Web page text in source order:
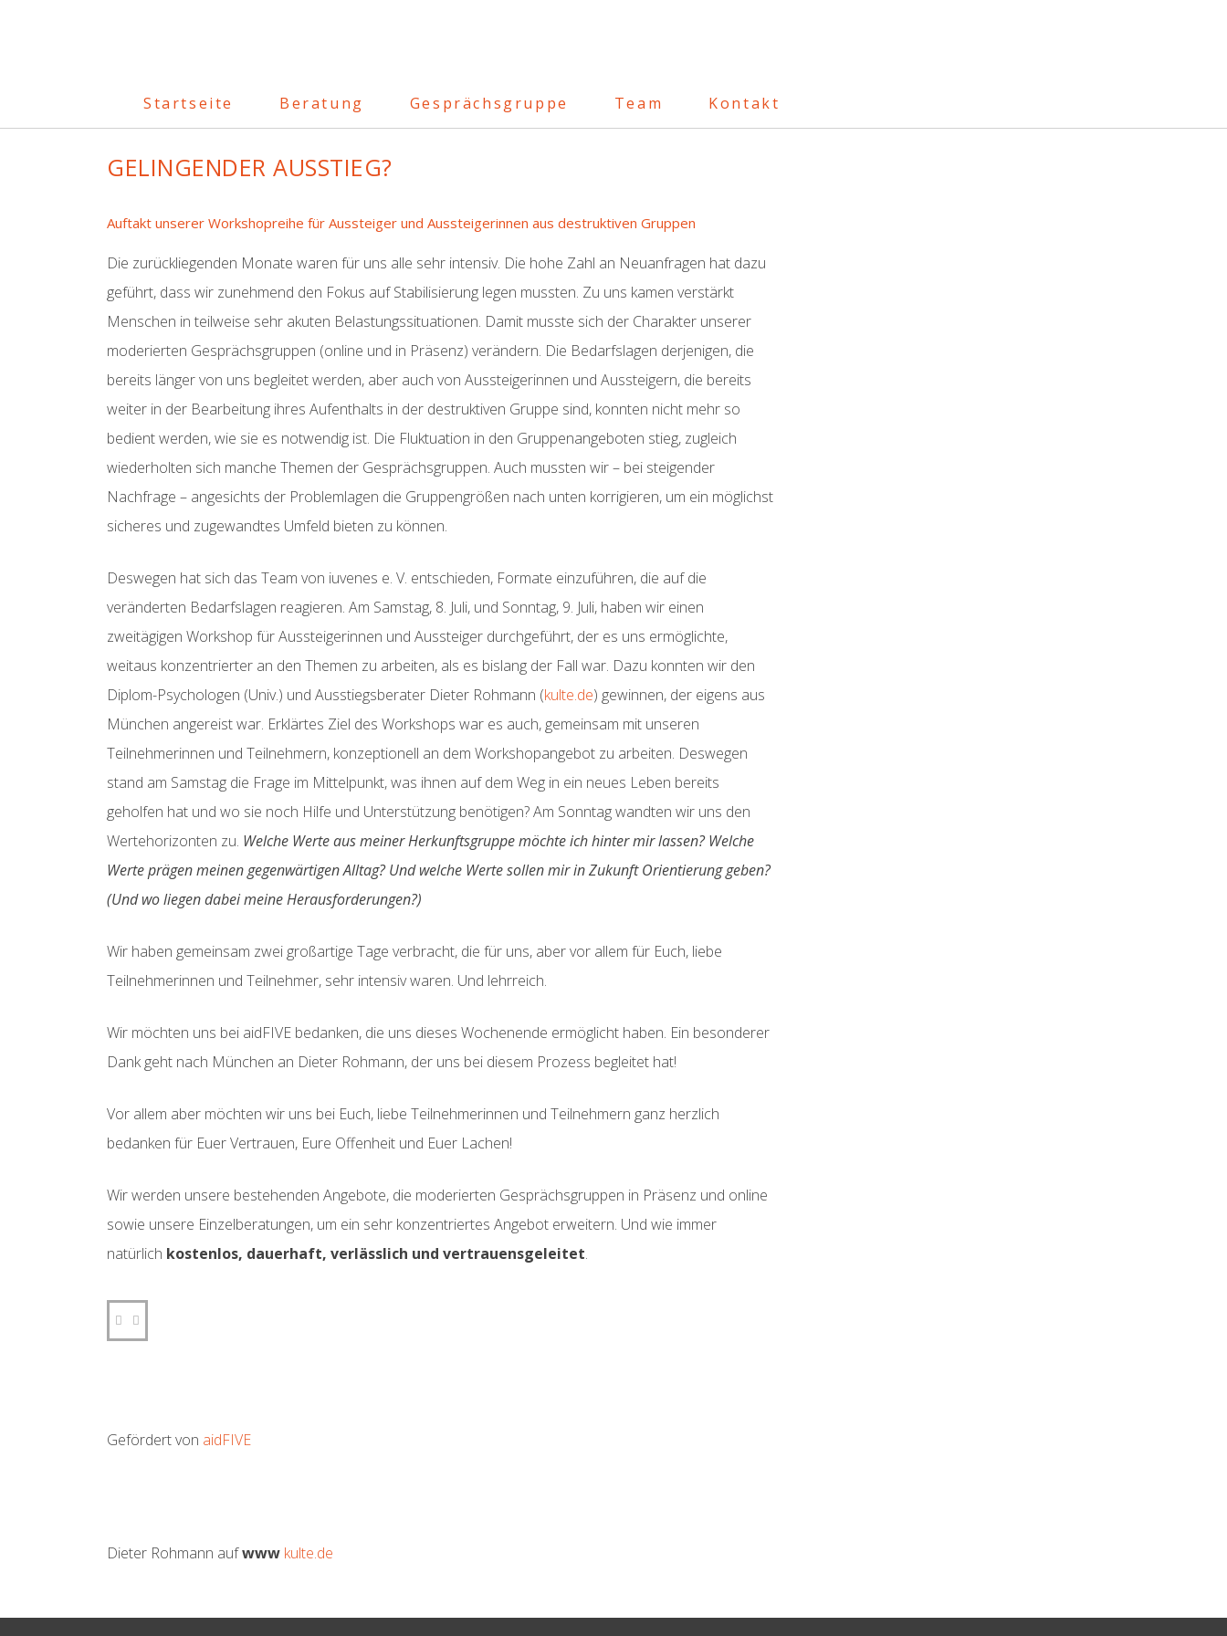
Startseite Beratung Gesprächsgruppe Team Kontakt
GELINGENDER AUSSTIEG?
Auftakt unserer Workshopreihe für Aussteiger und Aussteigerinnen aus destruktiven Gruppen
Die zurückliegenden Monate waren für uns alle sehr intensiv. Die hohe Zahl an Neuanfragen hat dazu
geführt, dass wir zunehmend den Fokus auf Stabilisierung legen mussten. Zu uns kamen verstärkt
Menschen in teilweise sehr akuten Belastungssituationen. Damit musste sich der Charakter unserer
moderierten Gesprächsgruppen (online und in Präsenz) verändern. Die Bedarfslagen derjenigen, die
bereits länger von uns begleitet werden, aber auch von Aussteigerinnen und Aussteigern, die bereits
weiter in der Bearbeitung ihres Aufenthalts in der destruktiven Gruppe sind, konnten nicht mehr so
bedient werden, wie sie es notwendig ist. Die Fluktuation in den Gruppenangeboten stieg, zugleich
wiederholten sich manche Themen der Gesprächsgruppen. Auch mussten wir – bei steigender
Nachfrage – angesichts der Problemlagen die Gruppengrößen nach unten korrigieren, um ein möglichst
sicheres und zugewandtes Umfeld bieten zu können.
Deswegen hat sich das Team von iuvenes e. V. entschieden, Formate einzuführen, die auf die
veränderten Bedarfslagen reagieren. Am Samstag, 8. Juli, und Sonntag, 9. Juli, haben wir einen
zweitägigen Workshop für Aussteigerinnen und Aussteiger durchgeführt, der es uns ermöglichte,
weitaus konzentrierter an den Themen zu arbeiten, als es bislang der Fall war. Dazu konnten wir den
Diplom-Psychologen (Univ.) und Ausstiegsberater Dieter Rohmann (kulte.de) gewinnen, der eigens aus
München angereist war. Erklärtes Ziel des Workshops war es auch, gemeinsam mit unseren
Teilnehmerinnen und Teilnehmern, konzeptionell an dem Workshopangebot zu arbeiten. Deswegen
stand am Samstag die Frage im Mittelpunkt, was ihnen auf dem Weg in ein neues Leben bereits
geholfen hat und wo sie noch Hilfe und Unterstützung benötigen? Am Sonntag wandten wir uns den
Wertehorizonten zu. Welche Werte aus meiner Herkunftsgruppe möchte ich hinter mir lassen? Welche
Werte prägen meinen gegenwärtigen Alltag? Und welche Werte sollen mir in Zukunft Orientierung geben?
(Und wo liegen dabei meine Herausforderungen?)
Wir haben gemeinsam zwei großartige Tage verbracht, die für uns, aber vor allem für Euch, liebe
Teilnehmerinnen und Teilnehmer, sehr intensiv waren. Und lehrreich.
Wir möchten uns bei aidFIVE bedanken, die uns dieses Wochenende ermöglicht haben. Ein besonderer
Dank geht nach München an Dieter Rohmann, der uns bei diesem Prozess begleitet hat!
Vor allem aber möchten wir uns bei Euch, liebe Teilnehmerinnen und Teilnehmern ganz herzlich
bedanken für Euer Vertrauen, Eure Offenheit und Euer Lachen!
Wir werden unsere bestehenden Angebote, die moderierten Gesprächsgruppen in Präsenz und online
sowie unsere Einzelberatungen, um ein sehr konzentriertes Angebot erweitern. Und wie immer
natürlich kostenlos, dauerhaft, verlässlich und vertrauensgeleitet.
Gefördert von aidFIVE
Dieter Rohmann aufwww kulte.de